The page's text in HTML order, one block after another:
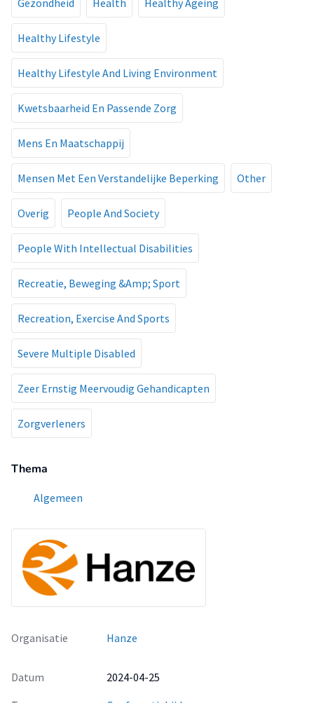
Gezondheid Health Healthy Ageing
Healthy Lifestyle
Healthy Lifestyle And Living Environment
Kwetsbaarheid En Passende Zorg
Mens En Maatschappij
Mensen Met Een Verstandelijke Beperking Other
Overig People And Society
People With Intellectual Disabilities
Recreatie, Beweging &Amp; Sport
Recreation, Exercise And Sports
Severe Multiple Disabled
Zeer Ernstig Meervoudig Gehandicapten
Zorgverleners
Thema
Algemeen
Organisatie Hanze
Datum
2024-04-25